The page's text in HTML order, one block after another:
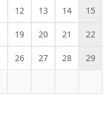
12 13 14 15
19 20 21 22
26 27 28 29